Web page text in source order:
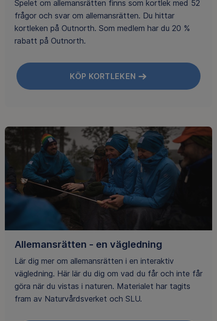
Spelet om allemansrätten finns som kortlek med 52
frågor och svar om allemansrätten. Du hittar
kortleken på Outnorth. Som medlem har du 20 %
rabatt på Outnorth.
KÖP KORTLEKEN
Allemansrätten - en vägledning
Lär dig mer om allemansrätten i en interaktiv
vägledning. Här lär du dig om vad du får och inte får
göra när du vistas i naturen. Materialet har tagits
fram av Naturvårdsverket och SLU.